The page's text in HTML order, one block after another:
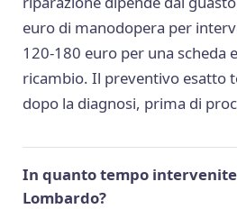
euro di manodopera per
120-180 euro per una scheda
ricambio. Il preventivo esatto
dopo la diagnosi, prima di
In quanto tempo intervenite
Lombardo?